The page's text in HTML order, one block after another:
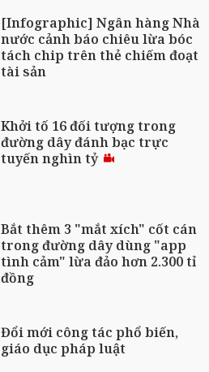
[Infographic] Ngân hàng Nhà
nước cảnh báo chiêu lừa bóc
tách chip trên thẻ chiếm đoạt
tài sản
Khởi tố 16 đối tượng trong
đường dây đánh bạc trực
tuyến nghìn tỷ
Bắt thêm 3 "mắt xích" cốt cán
trong đường dây dùng "app
tình cảm" lừa đảo hơn 2.300 tỉ
đồng
Đổi mới công tác phổ biến,
giáo dục pháp luật